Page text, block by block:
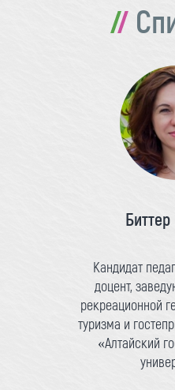
Кандидат
доцент,
рекреационной
туризма и
«Алтайский